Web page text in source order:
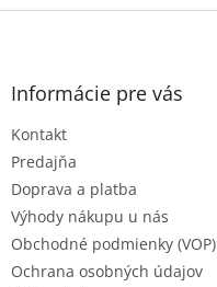
Z
Informácie pre vás
Kontakt
Predajňa
Doprava a platba
Výhody nákupu u nás
Obchodné podmienky (VOP)
Ochrana osobných údajov